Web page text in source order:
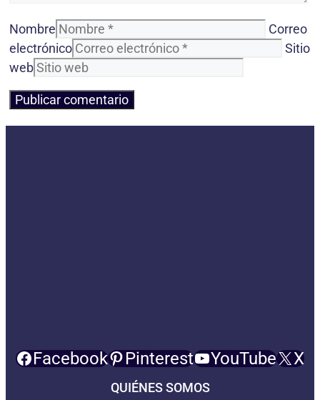
Nombre
Correo
electrónico
Sitio
web
Facebook Pinterest YouTube X
QUIÉNES SOMOS